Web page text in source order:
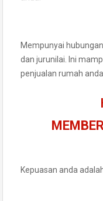
Mempunyai
dan jurunilai. Ini
penjualan rumah anda.
Kepuasan anda